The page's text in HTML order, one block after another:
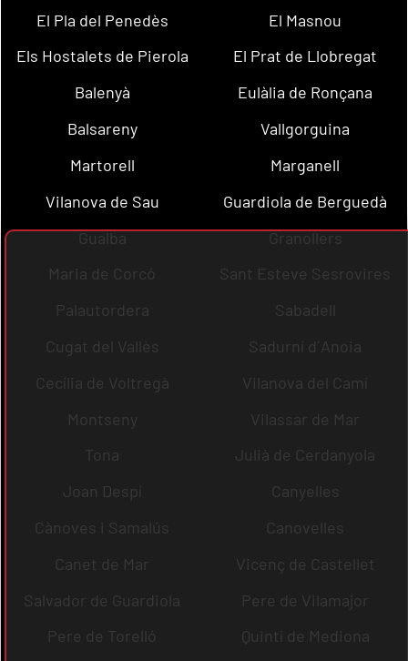
El Pla del Penedès
El Masnou
Els Hostalets de Pierola
El Prat de Llobregat
Balenyà
Eulàlia de Ronçana
Balsareny
Vallgorguina
Martorell
Marganell
Vilanova de Sau
Guardiola de Berguedà
Gualba
Granollers
Maria de Corcó
Sant Esteve Sesrovires
Palautordera
Sabadell
Cugat del Vallès
Sadurní d´Anoia
Cecília de Voltregà
Vilanova del Camí
Montseny
Vilassar de Mar
Tona
Julià de Cerdanyola
Joan Despí
Canyelles
Cànoves i Samalús
Canovelles
Canet de Mar
Vicenç de Castellet
Salvador de Guardiola
Pere de Vilamajor
Pere de Torelló
Quintí de Mediona